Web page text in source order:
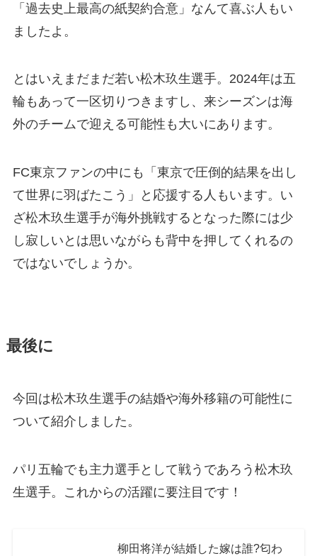
「過去史上最高の紙契約合意」なんて喜ぶ人もい
ましたよ。
とはいえまだまだ若い松木玖生選手。2024年は五
輪もあって一区切りつきますし、来シーズンは海
外のチームで迎える可能性も大いにあります。
FC東京ファンの中にも「東京で圧倒的結果を出し
て世界に羽ばたこう」と応援する人もいます。い
ざ松木玖生選手が海外挑戦するとなった際には少
し寂しいとは思いながらも背中を押してくれるの
ではないでしょうか。
最後に
今回は松木玖生選手の結婚や海外移籍の可能性に
ついて紹介しました。
パリ五輪でも主力選手として戦うであろう松木玖
生選手。これからの活躍に要注目です！
柳田将洋が結婚した嫁は誰?匂わ